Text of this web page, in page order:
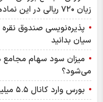
زیان ۷۲۰ ریالی در این نماد‌ها
پذیره‌نویسی صندوق نقره
سیان بدانید
می‌شود؟
بورس وارد کانال ۵.۵ میلیون شد؛ دلار و طلا چه مسیری رفتند؟